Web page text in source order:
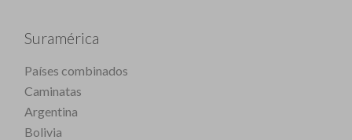
Suramérica
Países combinados
Caminatas
Argentina
Bolivia